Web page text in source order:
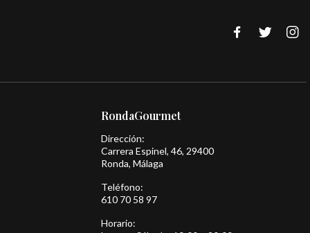
RondaGourmet
Dirección:
Carrera Espinel, 46, 29400
Ronda, Málaga
Teléfono:
610 70 58 97
Horario: